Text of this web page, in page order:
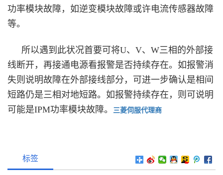
功率模块故障，如逆变模块故障或许电流传感器故障
等。
所以遇到此状况首要可将U、V、W三相的外部接
线断开，再接通电源看报警是否持续存在。如报警消
失则说明故障在外部接线部分，可进一步确认是相间
短路仍是三相对地短路。如报警持续存在，则可说明
可能是IPM功率模块故障。
三菱伺服代理商
标签